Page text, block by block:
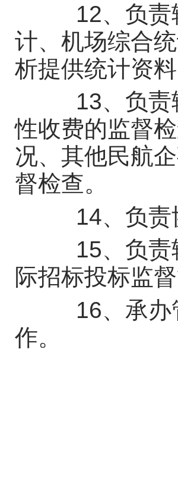
12、负责辖
计、机场综合
析提供统计资
13、负责辖
性收费的监督
况、其他民航
督检查。
14、负责协
15、负责辖
际招标投标监督
16、承办管
作。